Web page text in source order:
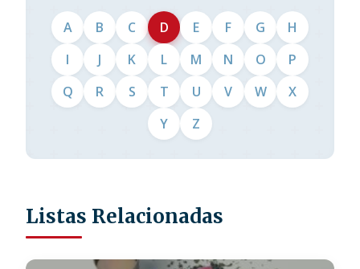
A B C D E F G
H
I
J K L M N O
P
Q
R S T U V W
X
Y
Z
Listas Relacionadas